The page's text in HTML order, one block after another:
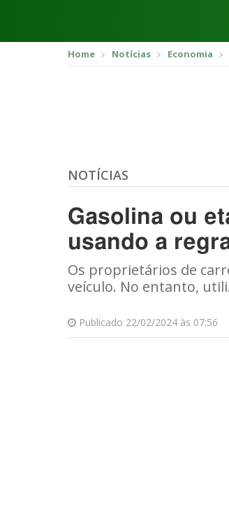
Home Notícias Economia
NOTÍCIAS
Gasolina ou
usando a
Os proprietários de
veículo. No entanto,
Publicado 22/02/2024 às 07:56